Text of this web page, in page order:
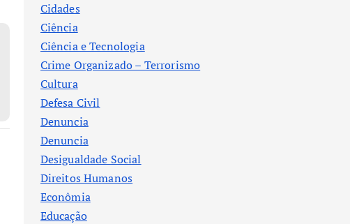
Cidades
Ciência
Ciência e Tecnologia
Crime Organizado – Terrorismo
Cultura
Defesa Civil
Denuncia
Denuncia
Desigualdade Social
Direitos Humanos
Econômia
Educação